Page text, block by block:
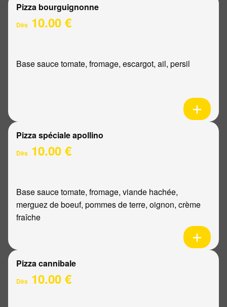
Pizza bourguignonne
Dès 10.00 €
Base sauce tomate, fromage, escargot, ail, persil
Pizza spéciale apollino
Dès 10.00 €
Base sauce tomate, fromage, viande hachée,
merguez de boeuf, pommes de terre, oignon, crème
fraîche
Pizza cannibale
Dès 10.00 €